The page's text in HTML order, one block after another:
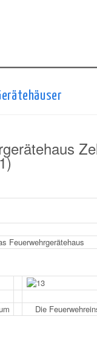
Feuerwehrgerätehaus
Die